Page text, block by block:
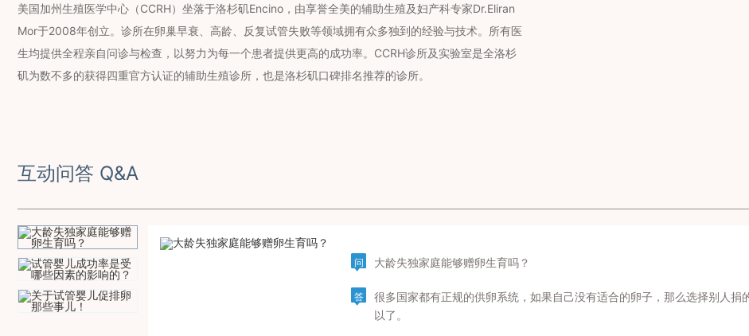
美国加州生殖医学中心（CCRH）坐落于洛杉矶Encino，由享誉全美的辅助生殖及妇产科专家Dr.Eliran
Mor于2008年创立。诊所在卵巢早衰、高龄、反复试管失败等领域拥有众多独到的经验与技术。所有医
生均提供全程亲自问诊与检查，以努力为每一个患者提供更高的成功率。CCRH诊所及实验室是全洛杉
矶为数不多的获得四重官方认证的辅助生殖诊所，也是洛杉矶口碑排名推荐的诊所。
互动问答 Q&A
问 大龄失独家庭能够赠卵生育吗？
答
很多国家都有正规的供卵系统，如果自己没有适合的卵子，那么选择别人捐
以了。